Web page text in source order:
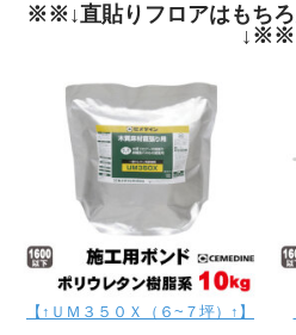
※※↓直貼りフロアはもちろ
↓※※
【↑ＵＭ３５０Ｘ（６~７坪）↑】